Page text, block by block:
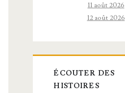
11 août 2026
12 août 2026
ÉCOUTER DES
HISTOIRES